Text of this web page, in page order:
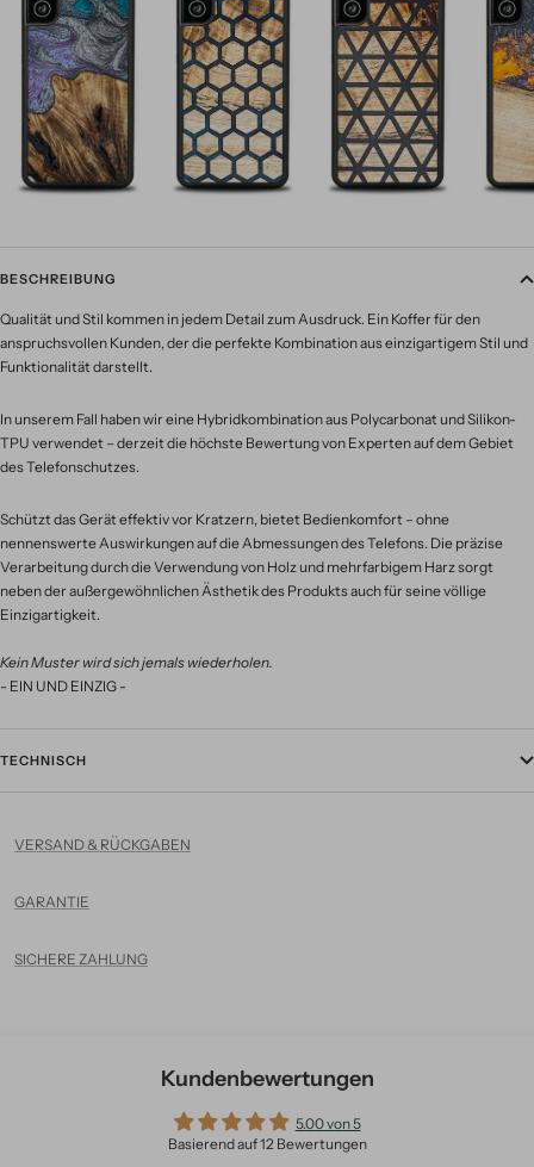
BESCHREIBUNG
Qualität und Stil kommen in jedem Detail zum Ausdruck. Ein Koffer für den
anspruchsvollen Kunden, der die perfekte Kombination aus einzigartigem Stil und
Funktionalität darstellt.
In unserem Fall haben wir eine Hybridkombination aus Polycarbonat und Silikon-
TPU verwendet – derzeit die höchste Bewertung von Experten auf dem Gebiet
des Telefonschutzes.
Schützt das Gerät effektiv vor Kratzern, bietet Bedienkomfort – ohne
nennenswerte Auswirkungen auf die Abmessungen des Telefons. Die präzise
Verarbeitung durch die Verwendung von Holz und mehrfarbigem Harz sorgt
neben der außergewöhnlichen Ästhetik des Produkts auch für seine völlige
Einzigartigkeit.
Kein Muster wird sich jemals wiederholen.
- EIN UND EINZIG -
TECHNISCH
VERSAND & RÜCKGABEN
GARANTIE
SICHERE ZAHLUNG
Kundenbewertungen
5.00 von 5
Basierend auf 12 Bewertungen